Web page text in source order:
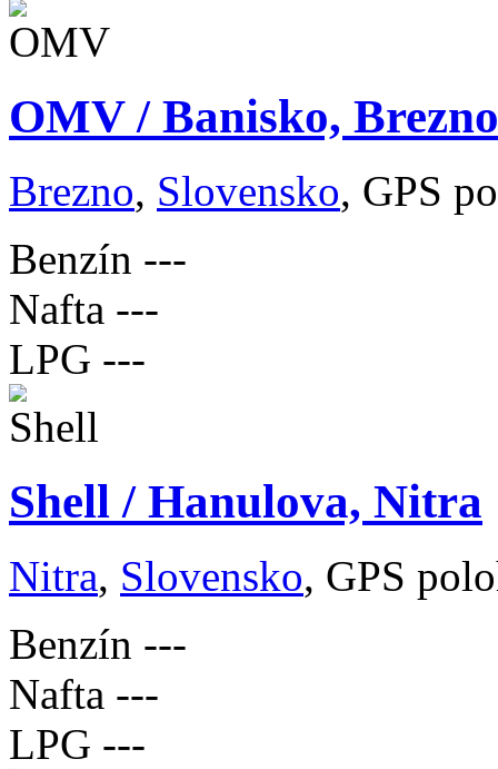
OMV / Banisko, Brezno
Brezno, Slovensko, GPS
Benzín ---
Nafta ---
LPG ---
Shell / Hanulova, Nitra
Nitra, Slovensko, GPS
Benzín ---
Nafta ---
LPG ---